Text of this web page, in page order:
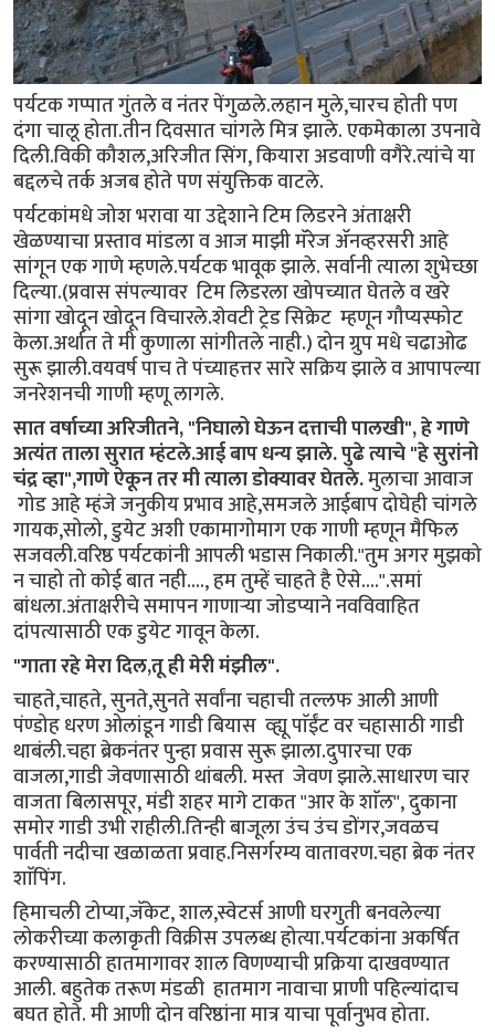
पर्यटक गप्पात गुंतले व नंतर पेंगुळले.लहान मुले,चारच होती पण
दंगा चालू होता.तीन दिवसात चांगले मित्र झाले. एकमेकाला उपनावे
दिली.विकी कौशल,अरिजीत सिंग, कियारा अडवाणी वगैरे.त्यांचे या
बद्दलचे तर्क अजब होते पण संयुक्तिक वाटले.
पर्यटकांमधे जोश भरावा या उद्देशाने टिम लिडरने अंताक्षरी
खेळण्याचा प्रस्ताव मांडला व आज माझी मॅरेज ॲनव्हरसरी आहे
सांगून एक गाणे म्हणले.पर्यटक भावूक झाले. सर्वानी त्याला शुभेच्छा
दिल्या.(प्रवास संपल्यावर टिम लिडरला खोपच्यात घेतले व खरे
सांगा खोदून खोदून विचारले.शेवटी ट्रेड सिक्रेट म्हणून गौप्यस्फोट
केला.अर्थात ते मी कुणाला सांगीतले नाही.) दोन ग्रुप मधे चढाओढ
सुरू झाली.वयवर्ष पाच ते पंच्याहत्तर सारे सक्रिय झाले व आपापल्या
जनरेशनची गाणी म्हणू लागले.
सात वर्षाच्या अरिजीतने, "निघालो घेऊन दत्ताची पालखी", हे गाणे
अत्यंत ताला सुरात म्हंटले.आई बाप धन्य झाले. पुढे त्याचे "हे सुरांनो
चंद्र व्हा",गाणे ऐकून तर मी त्याला डोक्यावर घेतले.मुलाचा आवाज
गोड आहे म्हंजे जनुकीय प्रभाव आहे,समजले आईबाप दोघेही चांगले
गायक,सोलो, डुयेट अशी एकामागोमाग एक गाणी म्हणून मैफिल
सजवली.वरिष्ठ पर्यटकांनी आपली भडास निकाली."तुम अगर मुझको
न चाहो तो कोई बात नही...., हम तुम्हें चाहते है ऐसे....".समां
बांधला.अंताक्षरीचे समापन गाणाऱ्या जोडप्याने नवविवाहित
दांपत्यासाठी एक डुयेट गावून केला.
"गाता रहे मेरा दिल,तू ही मेरी मंझील".
चाहते,चाहते, सुनते,सुनते सर्वांना चहाची तल्लफ आली आणी
पंण्डोह धरण ओलांडून गाडी बियास व्ह्यू पाॅईंट वर चहासाठी गाडी
थाबंली.चहा ब्रेकनंतर पुन्हा प्रवास सुरू झाला.दुपारचा एक
वाजला,गाडी जेवणासाठी थांबली. मस्त जेवण झाले.साधारण चार
वाजता बिलासपूर, मंडी शहर मागे टाकत "आर के शाॅल", दुकाना
समोर गाडी उभी राहीली.तिन्ही बाजूला उंच उंच डोंगर,जवळच
पार्वती नदीचा खळाळता प्रवाह.निसर्गरम्य वातावरण.चहा ब्रेक नंतर
शाॅपिंग.
हिमाचली टोप्या,जॅकेट, शाल,स्वेटर्स आणी घरगुती बनवलेल्या
लोकरीच्या कलाकृती विक्रीस उपलब्ध होत्या.पर्यटकांना अकर्षित
करण्यासाठी हातमागावर शाल विणण्याची प्रक्रिया दाखवण्यात
आली. बहुतेक तरूण मंडळी हातमाग नावाचा प्राणी पहिल्यांदाच
बघत होते. मी आणी दोन वरिष्ठांना मात्र याचा पूर्वानुभव होता.